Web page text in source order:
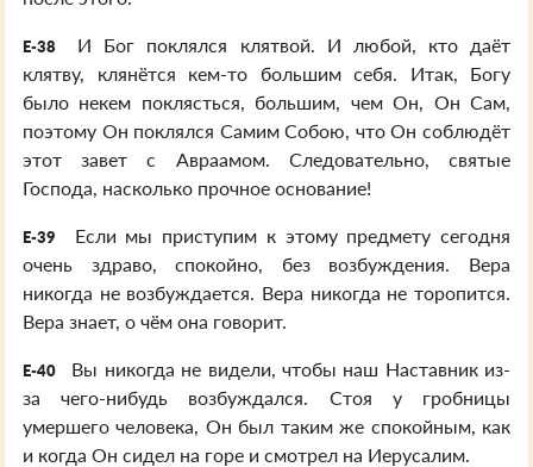
E-38
И Бог поклялся клятвой. И любой, кто даёт
клятву, клянётся кем-то большим себя. Итак, Богу
было некем поклясться, большим, чем Он, Он Сам,
поэтому Он поклялся Самим Собою, что Он соблюдёт
этот завет с Авраамом. Следовательно, святые
Господа, насколько прочное основание!
E-39
Если мы приступим к этому предмету сегодня
очень здраво, спокойно, без возбуждения. Вера
никогда не возбуждается. Вера никогда не торопится.
Вера знает, о чём она говорит.
E-40
Вы никогда не видели, чтобы наш Наставник из-
за чего-нибудь возбуждался. Стоя у гробницы
умершего человека, Он был таким же спокойным, как
и когда Он сидел на горе и смотрел на Иерусалим.